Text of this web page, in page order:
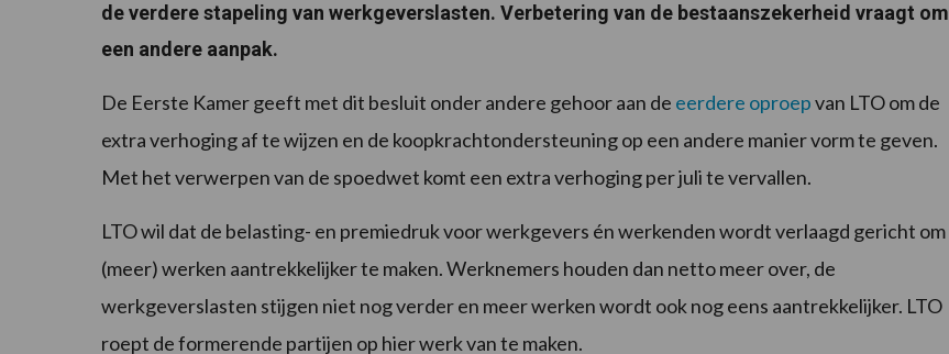
de verdere stapeling van werkgeverslasten. Verbetering van de bestaanszekerheid vraagt om
een andere aanpak.
De Eerste Kamer geeft met dit besluit onder andere gehoor aan de eerdere oproepvan LTO om de
extra verhoging af te wijzen en de koopkrachtondersteuning op een andere manier vorm te geven.
Met het verwerpen van de spoedwet komt een extra verhoging per juli te vervallen.
LTO wil dat de belasting- en premiedruk voor werkgevers én werkenden wordt verlaagd gericht om
(meer) werken aantrekkelijker te maken. Werknemers houden dan netto meer over, de
werkgeverslasten stijgen niet nog verder en meer werken wordt ook nog eens aantrekkelijker. LTO
roept de formerende partijen op hier werk van te maken.